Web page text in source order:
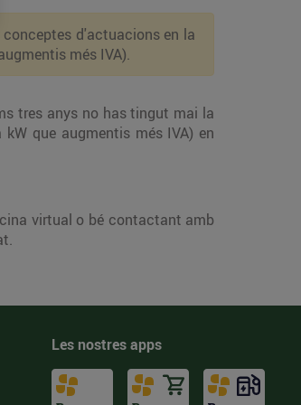
d'actuacions en la
més IVA).
tres anys no has tingut mai la
que augmentis més IVA) en
virtual o bé contactant amb
.
Les nostres apps